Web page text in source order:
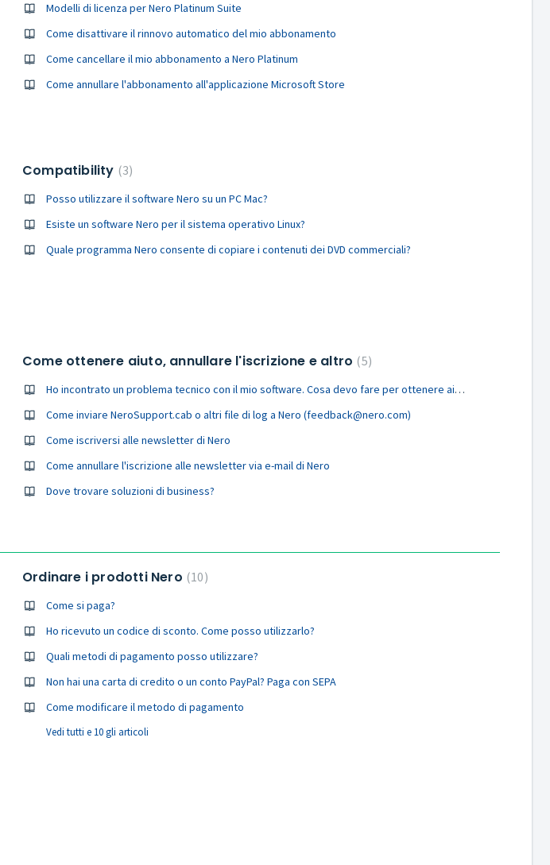
Modelli di licenza per Nero Platinum Suite
Come disattivare il rinnovo automatico del mio abbonamento
Come cancellare il mio abbonamento a Nero Platinum
Come annullare l'abbonamento all'applicazione Microsoft Store
Compatibility 3
Posso utilizzare il software Nero su un PC Mac?
Esiste un software Nero per il sistema operativo Linux?
Quale programma Nero consente di copiare i contenuti dei DVD commerciali?
Come ottenere aiuto, annullare l'iscrizione e altro 5
Ho incontrato un problema tecnico con il mio software. Cosa devo fare per ottenere aiuto?
Come inviare NeroSupport.cab o altri file di log a Nero (feedback@nero.com)
Come iscriversi alle newsletter di Nero
Come annullare l'iscrizione alle newsletter via e-mail di Nero
Dove trovare soluzioni di business?
Ordinare i prodotti Nero 10
Come si paga?
Ho ricevuto un codice di sconto. Come posso utilizzarlo?
Quali metodi di pagamento posso utilizzare?
Non hai una carta di credito o un conto PayPal? Paga con SEPA
Come modificare il metodo di pagamento
Vedi tutti e 10 gli articoli